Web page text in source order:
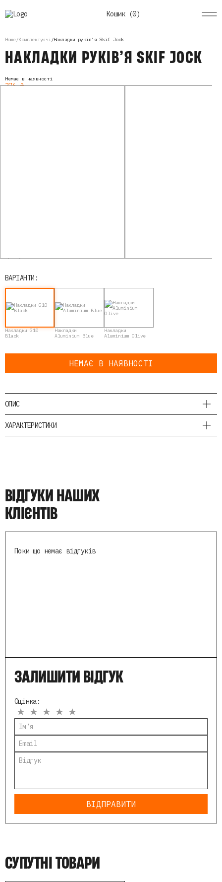
Кошик (0)
Home Комплектуючі Накладки руків’я Skif Jock
НАКЛАДКИ РУКІВ’Я SKIF JOCK
376 ₴
Немає в наявності
ВАРІАНТИ:
Накладки G10
Black
Накладки
Aluminium Blue
Накладки
Aluminium Olive
НЕМАЄ В НАЯВНОСТІ
ОПИС
ХАРАКТЕРИСТИКИ
ВІДГУКИ НАШИХ
КЛІЄНТІВ
Поки що немає відгуків
ЗАЛИШИТИ ВІДГУК
Оцінка:
ВІДПРАВИТИ
СУПУТНІ ТОВАРИ